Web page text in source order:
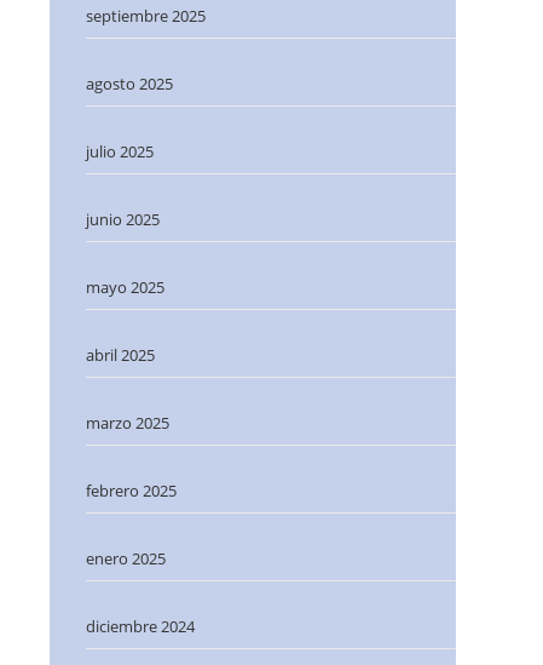
septiembre 2025
agosto 2025
julio 2025
junio 2025
mayo 2025
abril 2025
marzo 2025
febrero 2025
enero 2025
diciembre 2024